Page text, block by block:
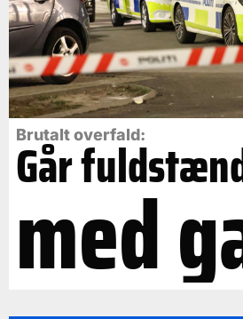
Brutalt overfald:
Går
med